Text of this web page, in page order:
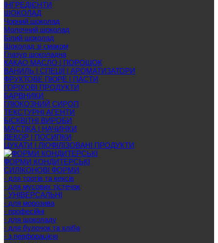
ІНГРЕДІЄНТИ
ШОКОЛАД
Чорний шоколад
Молочний шоколад
Білий шоколад
Шоколад зі смаком
Глазур шоколадна
КАКАО МАСЛО | ПОРОШОК
ВАНИЛЬ | СПЕЦІЇ | АРОМАТИЗАТОРИ
ФРУКТОВЕ ПЮРЕ | ПАСТИ
ГОРІХОВІ ПРОДУКТИ
БАРВНИКИ
ГЛЮКОЗНИЙ СИРОП
ТЕКСТУРНІ АГЕНТИ
БІСКВІТНІ ВИРОБИ
МАСТІКА | НАЧИНКИ
ДЕКОР | ПОСИПКИ
ЦУКАТИ | ЛІОФІЛІЗОВАНІ ПРОДУКТИ
ФОРМИ КОНДИТЕРСЬКІ
СИЛІКОНОВІ ФОРМИ
- для тортів та кексів
- для мусових тістечок
- УНІВЕРСАЛЬНІ
- для морозива
- професійні
- для шоколаду
- для булочок та хліба
- з перфорацією